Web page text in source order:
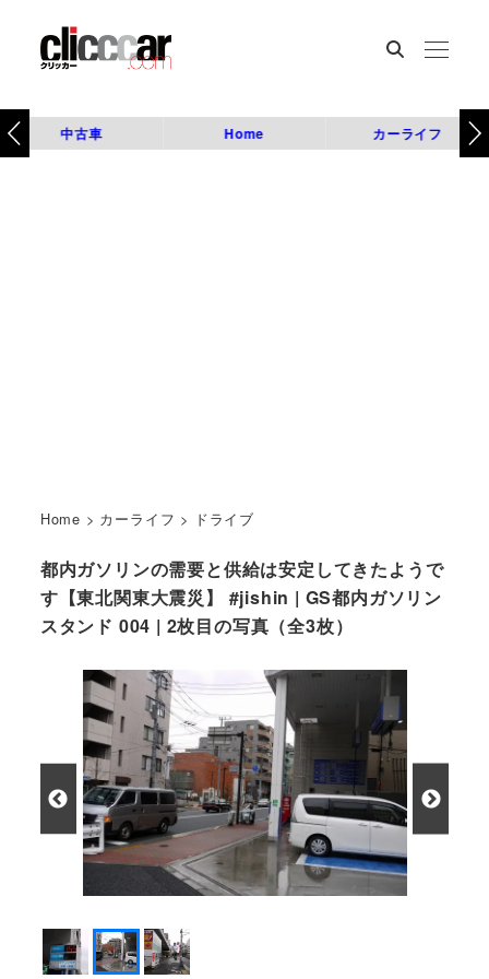
中古車 Home カーライフ
Home > カーライフ > ドライブ
都内ガソリンの需要と供給は安定してきたようで
す【東北関東大震災】 #jishin | GS都内ガソリン
スタンド 004 | 2枚目の写真（全3枚）